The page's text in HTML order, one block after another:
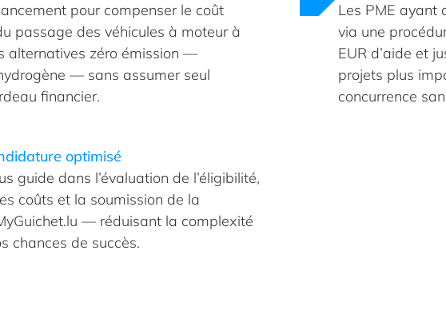
pour compenser le coût
passage des véhicules à moteur à
alternatives zéro émission —
— sans assumer seul
financier.
Les PME ayant
via une
EUR d’aide et
projets plus
concurrence
optimisé
guide dans l’évaluation de l’éligibilité,
coûts et la soumission de la
— réduisant la complexité
chances de succès.